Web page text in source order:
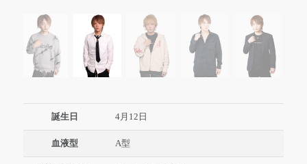
誕生日 4月12日
血液型 A型